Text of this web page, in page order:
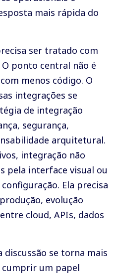
mais rápida do
ser tratado com
ponto central não é
menos código. O
integrações se
de integração
segurança,
arquitetural.
integração não
pela interface visual ou
Ela precisa
evolução
cloud, APIs, dados
discussão se torna mais
cumprir um papel